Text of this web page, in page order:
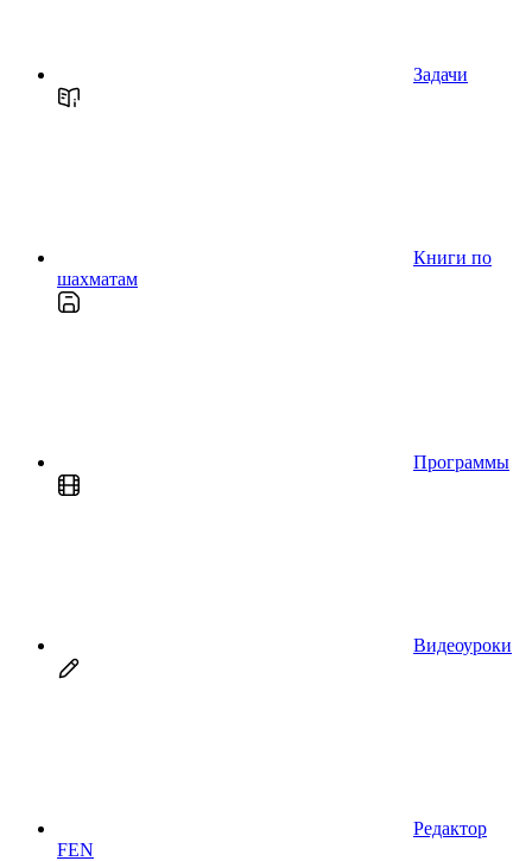
Задачи
Книги по
шахматам
Программы
Видеоуроки
Редактор
FEN